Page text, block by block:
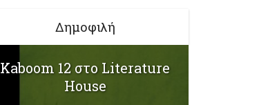
Δημοφιλή
Kaboom 12 στο Literature
House